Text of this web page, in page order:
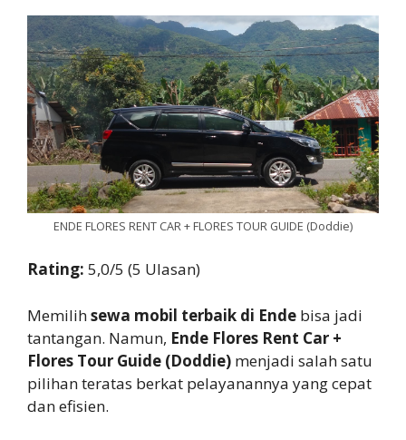
ENDE FLORES RENT CAR + FLORES TOUR GUIDE (Doddie)
Rating: 5,0/5 (5 Ulasan)
Memilihsewa mobil terbaik di Ende bisa jadi
tantangan. Namun, Ende Flores Rent Car +
Flores Tour Guide (Doddie) menjadi salah satu
pilihan teratas berkat pelayanannya yang cepat
dan efisien.